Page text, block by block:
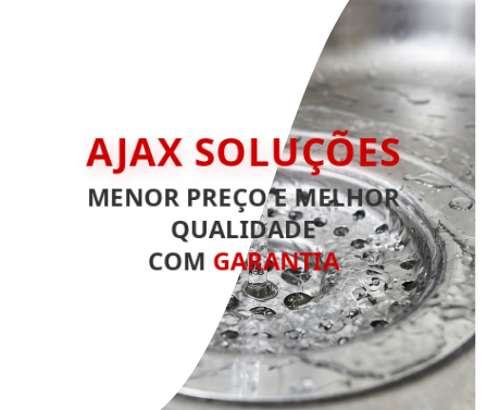
AJAX SOLUÇÕES
MENOR PREÇO E MELHOR
QUALIDADE
COM GARANTIA